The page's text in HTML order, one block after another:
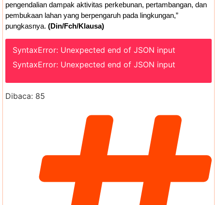
pengendalian dampak aktivitas perkebunan, pertambangan, dan
pembukaan lahan yang berpengaruh pada lingkungan,”
pungkasnya. (Din/Fch/Klausa)
SyntaxError: Unexpected end of JSON input
SyntaxError: Unexpected end of JSON input
Dibaca: 85